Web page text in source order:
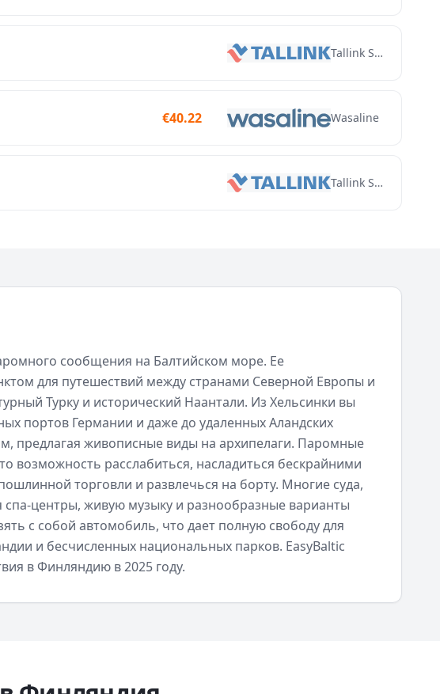
Tallink Silja
€40.22 Wasaline
Tallink Silja
сообщения на Балтийском море. Ее
для путешествий между странами Северной Европы и
Турку и исторический Наантали. Из Хельсинки вы
портов Германии и даже до удаленных Аландских
предлагая живописные виды на архипелаги. Паромные
возможность расслабиться, насладиться бескрайними
торговли и развлечься на борту. Многие суда,
центры, живую музыку и разнообразные варианты
с собой автомобиль, что дает полную свободу для
и бесчисленных национальных парков. EasyBaltic
в Финляндию в 2025 году.